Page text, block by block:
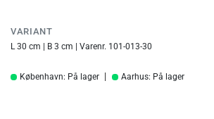
VARIANT
L 30 cm | B 3 cm | Varenr. 101-013-30
København: På lager Aarhus: På lager